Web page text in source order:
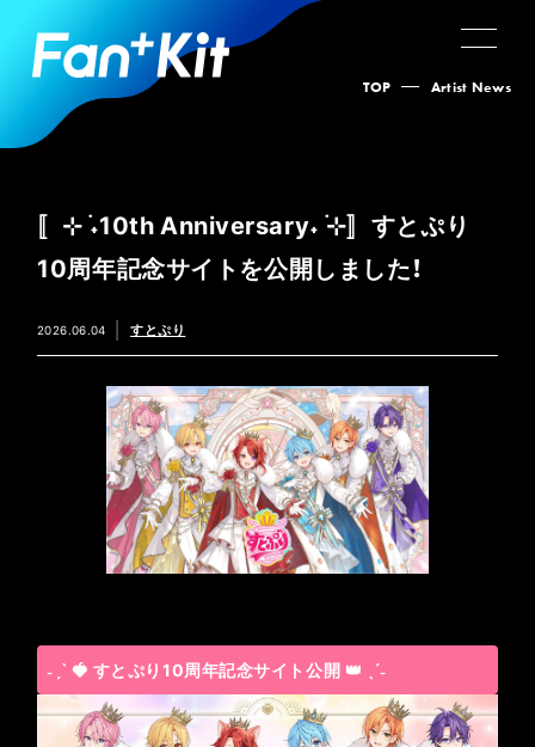
TOP Artist News
〚⊹ ࣪˖10th Anniversary˖ ࣪⊹〛すとぷり
10周年記念サイトを公開しました！
2026.06.04 すとぷり
˗ˏˋ 🍓 すとぷり10周年記念サイト公開 👑 ˎˊ˗